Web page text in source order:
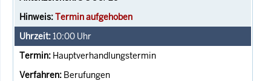
Termin aufgehoben
10:00 Uhr
Hauptverhandlungstermin
Berufungen